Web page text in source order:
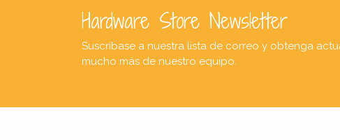
Hardware Store Newsletter
Suscríbase a nuestra lista de correo y obtenga
mucho más de nuestro equipo.